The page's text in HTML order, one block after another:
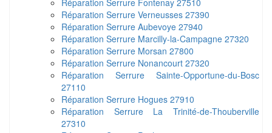
Réparation Serrure Fontenay 27510
Réparation Serrure Verneusses 27390
Réparation Serrure Aubevoye 27940
Réparation Serrure Marcilly-la-Campagne 27320
Réparation Serrure Morsan 27800
Réparation Serrure Nonancourt 27320
Réparation Serrure Sainte-Opportune-du-Bosc
27110
Réparation Serrure Hogues 27910
Réparation Serrure La Trinité-de-Thouberville
27310